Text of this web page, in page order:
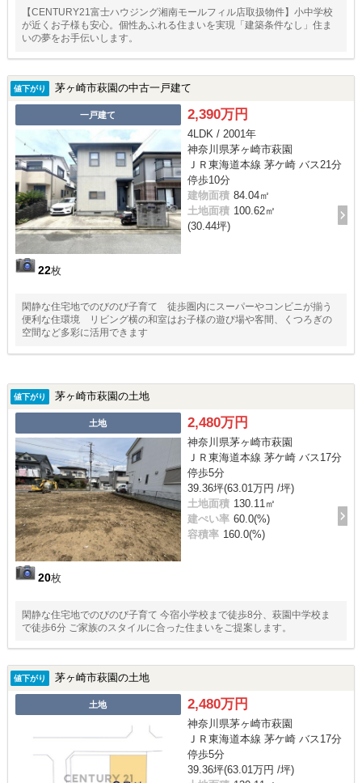
【CENTURY21富士ハウジング湘南モールフィル店取扱物件】小中学校
が近くお子様も安心。個性あふれる住まいを実現「建築条件なし」住ま
いの夢をお手伝いします。
値下がり 茅ヶ崎市萩園の中古一戸建て
一戸建て
22枚
2,390万円
4LDK / 2001年
神奈川県茅ヶ崎市萩園
ＪＲ東海道本線 茅ケ崎 バス21分
停歩10分
建物面積 84.04㎡
土地面積 100.62㎡
(30.44坪)
閑静な住宅地でのびのび子育て 徒歩圏内にスーパーやコンビニが揃う
便利な住環境 リビング横の和室はお子様の遊び場や客間、くつろぎの
空間など多彩に活用できます
値下がり 茅ヶ崎市萩園の土地
土地
20枚
2,480万円
神奈川県茅ヶ崎市萩園
ＪＲ東海道本線 茅ケ崎 バス17分
停歩5分
39.36坪(63.01万円 /坪)
土地面積 130.11㎡
建ぺい率 60.0(%)
容積率 160.0(%)
閑静な住宅地でのびのび子育て 今宿小学校まで徒歩8分、萩園中学校ま
で徒歩6分 ご家族のスタイルに合った住まいをご提案します。
値下がり 茅ヶ崎市萩園の土地
土地 2,480万円
神奈川県茅ヶ崎市萩園
ＪＲ東海道本線 茅ケ崎 バス17分
停歩5分
39.36坪(63.01万円 /坪)